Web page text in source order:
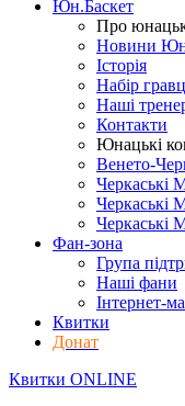
Юн.Баскет
Про
Новини
Історія
Набір
Наші
Контакти
Юнацькі
Венето-
Черкаські
Черкаські
Черкаські
Фан-зона
Група
Наші фани
Інтернет-
Квитки
Донат
Квитки ONLINE